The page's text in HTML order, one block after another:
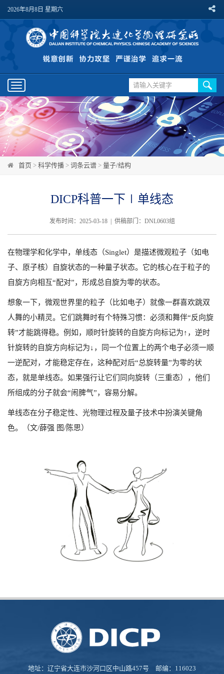
2026年8月8日 星期六
Toggle
navigation
首页 > 科学传播 > 词条云谱 > 量子/结构
DICP科普一下∣单线态
发布时间：2025-03-18 | 供稿部门：DNL0603组
在物理学和化学中，单线态（Singlet）是描述微观粒子（如电
子、原子核）自旋状态的一种量子状态。它的核心在于粒子的
自旋方向相互“配对”，形成总自旋为零的状态。
想象一下，微观世界里的粒子（比如电子）就像一群喜欢跳双
人舞的小精灵。它们跳舞时有个特殊习惯：必须和舞伴“反向旋
转”才能跳得稳。例如，顺时针旋转的自旋方向标记为↑，逆时
针旋转的自旋方向标记为↓，同一个位置上的两个电子必须一顺
一逆配对，才能稳定存在，这种配对后“总旋转量”为零的状
态，就是单线态。如果强行让它们同向旋转（三重态），他们
所组成的分子就会“闹脾气”，容易分解。
单线态在分子稳定性、光物理过程及量子技术中扮演关键角
色。（文/薛强 图/陈思）
地址：辽宁省大连市沙河口区中山路457号 邮编：116023